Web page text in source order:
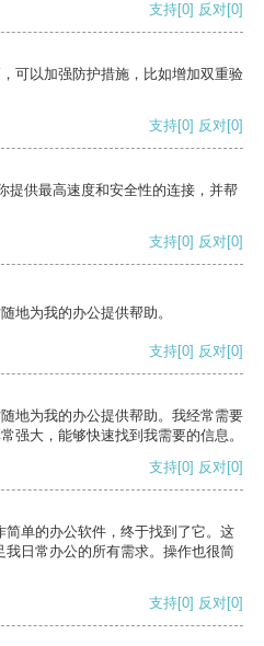
支持[0] 反对[0]
可以加强防护措施，比如增加双重验
支持[0] 反对[0]
提供最高速度和安全性的连接，并帮
支持[0] 反对[0]
地为我的办公提供帮助。
支持[0] 反对[0]
地为我的办公提供帮助。我经常需要
强大，能够快速找到我需要的信息。
支持[0] 反对[0]
单的办公软件，终于找到了它。这
日常办公的所有需求。操作也很简
支持[0] 反对[0]